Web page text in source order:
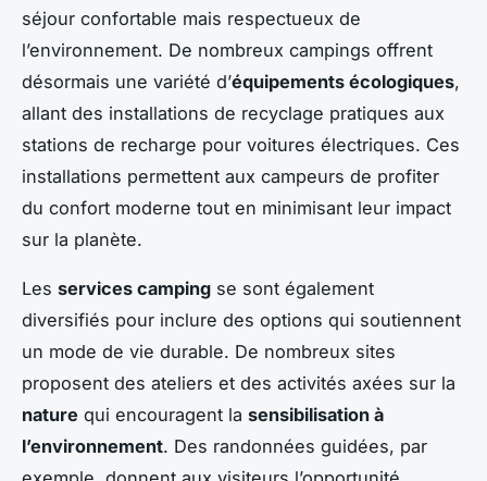
séjour confortable mais respectueux de
l’environnement. De nombreux campings offrent
désormais une variété d’équipements écologiques,
allant des installations de recyclage pratiques aux
stations de recharge pour voitures électriques. Ces
installations permettent aux campeurs de profiter
du confort moderne tout en minimisant leur impact
sur la planète.
Les services camping se sont également
diversifiés pour inclure des options qui soutiennent
un mode de vie durable. De nombreux sites
proposent des ateliers et des activités axées sur la
nature qui encouragent la sensibilisation à
l’environnement. Des randonnées guidées, par